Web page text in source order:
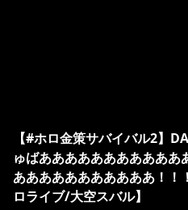
【#ホロ金策サバイバル2】
ゅばああああああああああ
あああああああああああ！！
ロライブ/大空スバル】